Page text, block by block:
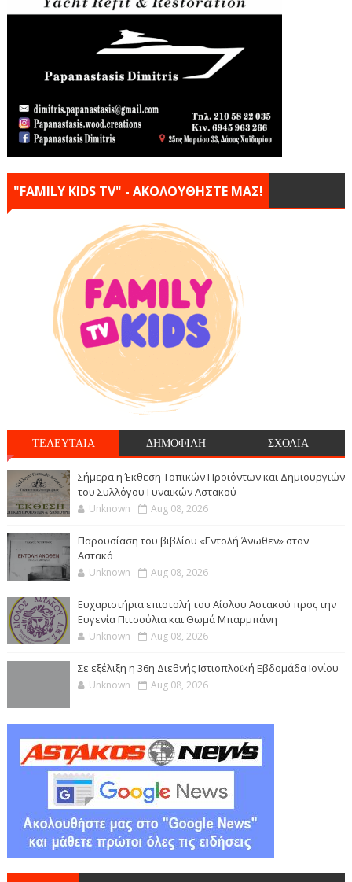
"FAMILY KIDS TV" - ΑΚΟΛΟΥΘΗΣΤΕ ΜΑΣ!
ΤΕΛΕΥΤΑΙΑ ΔΗΜΟΦΙΛΗ ΣΧΟΛΙΑ
Σήμερα η Έκθεση Τοπικών Προϊόντων και Δημιουργιών
του Συλλόγου Γυναικών Αστακού
Unknown Aug 08, 2026
Παρουσίαση του βιβλίου «Εντολή Άνωθεν» στον
Αστακό
Unknown Aug 08, 2026
Ευχαριστήρια επιστολή του Αίολου Αστακού προς την
Ευγενία Πιτσούλια και Θωμά Μπαρμπάνη
Unknown Aug 08, 2026
Σε εξέλιξη η 36η Διεθνής Ιστιοπλοϊκή Εβδομάδα Ιονίου
Unknown Aug 08, 2026